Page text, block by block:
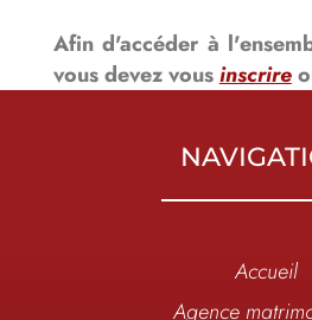
Afin d'accéder à
vous devez vousinscrire
Accueil
Agence